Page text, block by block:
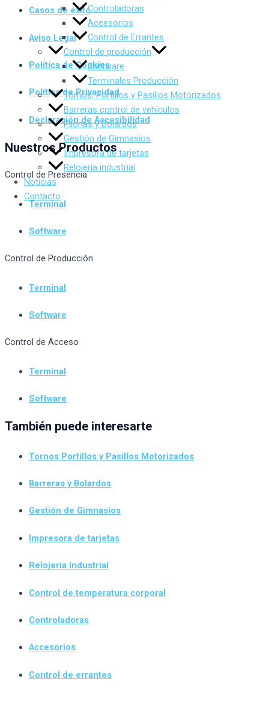
Controladoras
Accesorios
Control de Errantes
Control de producción
Software
Terminales Producción
Tornos, Portillos y Pasillos Motorizados
Barreras control de vehículos
Pilonas y Bolardos
Gestión de Gimnasios
Impresora de tarjetas
Relojería industrial
Noticias
Contacto
Casos de éxito
Aviso Legal
Política de Cookies
Política de Privacidad
Declaración de Accesibilidad
Nuestros Productos
Control de Presencia
Terminal
Software
Control de Producción
Terminal
Software
Control de Acceso
Terminal
Software
También puede interesarte
Tornos Portillos y Pasillos Motorizados
Barreras y Bolardos
Gestión de Gimnasios
Impresora de tarjetas
Relojería Industrial
Control de temperatura corporal
Controladoras
Accesorios
Control de errantes